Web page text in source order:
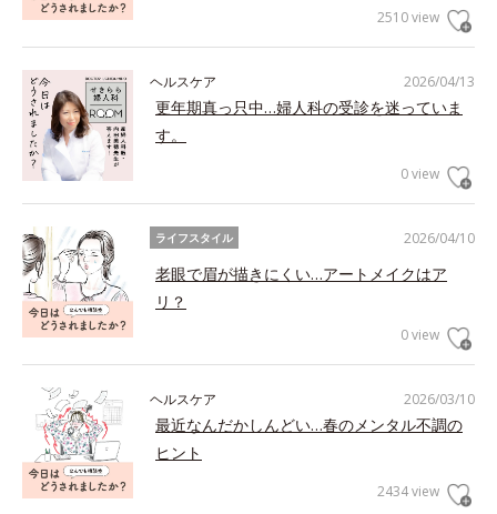
2510 view
2026/04/13
ヘルスケア
更年期真っ只中…婦人科の受診を迷っていま
す。
0 view
2026/04/10
ライフスタイル
老眼で眉が描きにくい…アートメイクはア
リ？
0 view
2026/03/10
ヘルスケア
最近なんだかしんどい…春のメンタル不調の
ヒント
2434 view